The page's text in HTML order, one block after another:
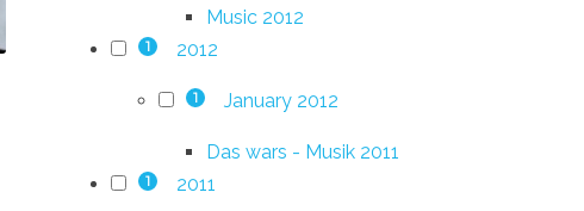
Music 2012
1 2012
1 January 2012
Das wars - Musik 2011
1 2011